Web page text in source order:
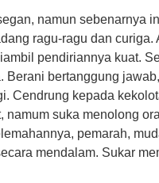
namun sebenarnya
ragu-ragu dan curiga.
pendiriannya kuat.
Berani bertanggung
Cendrung kepada
namum suka menolong
pemarah,
mendalam. Sukar